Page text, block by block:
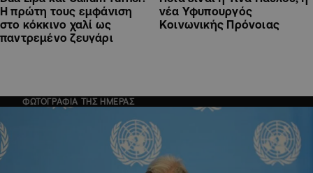
Η πρώτη τους εμφάνιση
στο κόκκινο χαλί ως
παντρεμένο ζευγάρι
νέα Υφυπουργός
Κοινωνικής Πρόνοιας
ΦΩΤΟΓΡΑΦΙΑ ΤΗΣ ΗΜΕΡΑΣ